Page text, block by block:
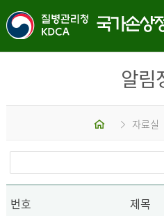
알림
홈 자료실
번호 제목